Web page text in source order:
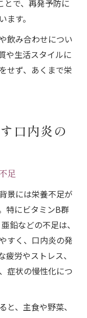
とで、再発予防に
す。
飲み合わせについ
や生活スタイルに
せず、あくまで栄
口内炎の
足
景には栄養不足が
特にビタミンB群
鉛などの不足は、
すく、口内炎の発
労やストレス、
症状の慢性化につ
、主食や野菜、